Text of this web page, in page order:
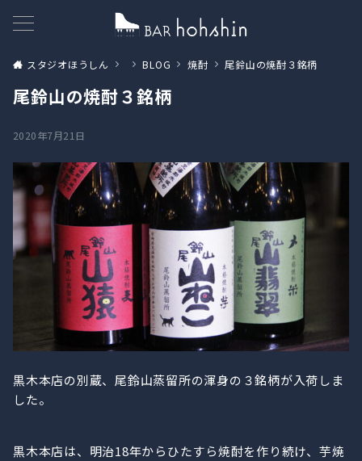
スタジオほうしん BLOG 焼酎 尾鈴山の焼酎３銘柄
尾鈴山の焼酎３銘柄
2020年7月21日
黒木本店の別蔵、尾鈴山蒸留所の渾身の３銘柄が入荷しま
した。
黒木本店は、明治18年からひたすら焼酎を作り続け、芋焼